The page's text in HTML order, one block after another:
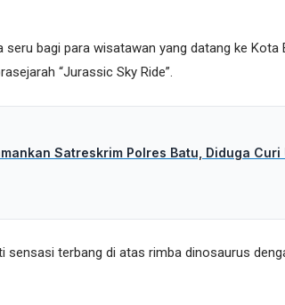
bagi para wisatawan yang datang ke Kota
“Jurassic Sky Ride”.
Satreskrim Polres Batu, Diduga Curi
sensasi terbang di atas rimba dinosaurus